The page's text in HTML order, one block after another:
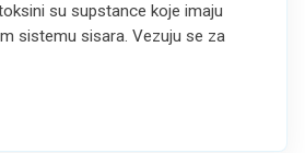
su supstance koje imaju
sistemu sisara. Vezuju se za